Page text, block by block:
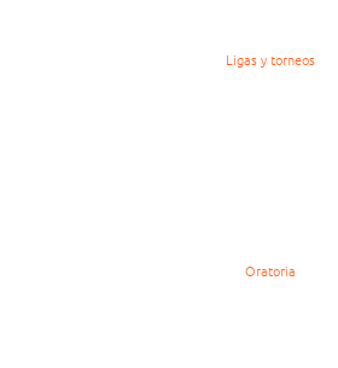
Ligas y torneos
Oratoria